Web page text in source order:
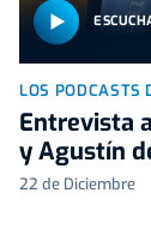
LOS PODCASTS
Entrevista
y Agustín
22 de Diciembre